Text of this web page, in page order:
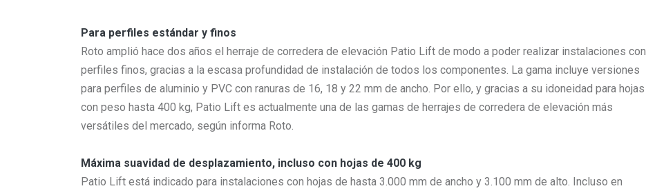
Para perfiles estándar y finos
Roto amplió hace dos años el herraje de corredera de elevación Patio Lift de modo a poder realizar instalaciones con
perfiles finos, gracias a la escasa profundidad de instalación de todos los componentes. La gama incluye versiones
para perfiles de aluminio y PVC con ranuras de 16, 18 y 22 mm de ancho. Por ello, y gracias a su idoneidad para hojas
con peso hasta 400 kg, Patio Lift es actualmente una de las gamas de herrajes de corredera de elevación más
versátiles del mercado, según informa Roto.
Máxima suavidad de desplazamiento, incluso con hojas de 400 kg
Patio Lift está indicado para instalaciones con hojas de hasta 3.000 mm de ancho y 3.100 mm de alto. Incluso en